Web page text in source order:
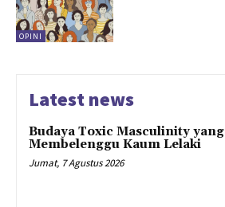
OPINI
Latest news
Budaya Toxic Masculinity yang
Membelenggu Kaum Lelaki
Jumat, 7 Agustus 2026